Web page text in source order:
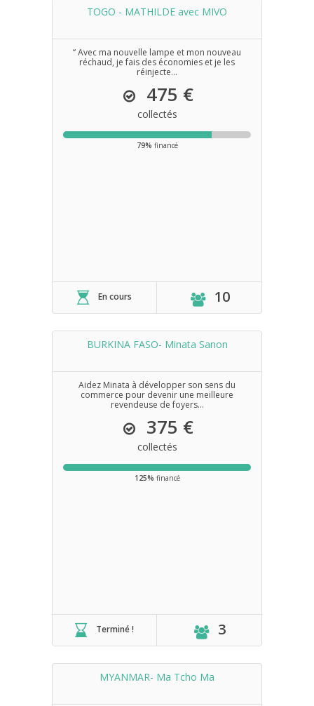
TOGO - MATHILDE avec MIVO
‘‘ Avec ma nouvelle lampe et mon nouveau
réchaud, je fais des économies et je les
réinjecte...
475 €
collectés
79% financé
En cours 10
BURKINA FASO- Minata Sanon
Aidez Minata à développer son sens du
commerce pour devenir une meilleure
revendeuse de foyers...
375 €
collectés
125% financé
Terminé ! 3
MYANMAR- Ma Tcho Ma